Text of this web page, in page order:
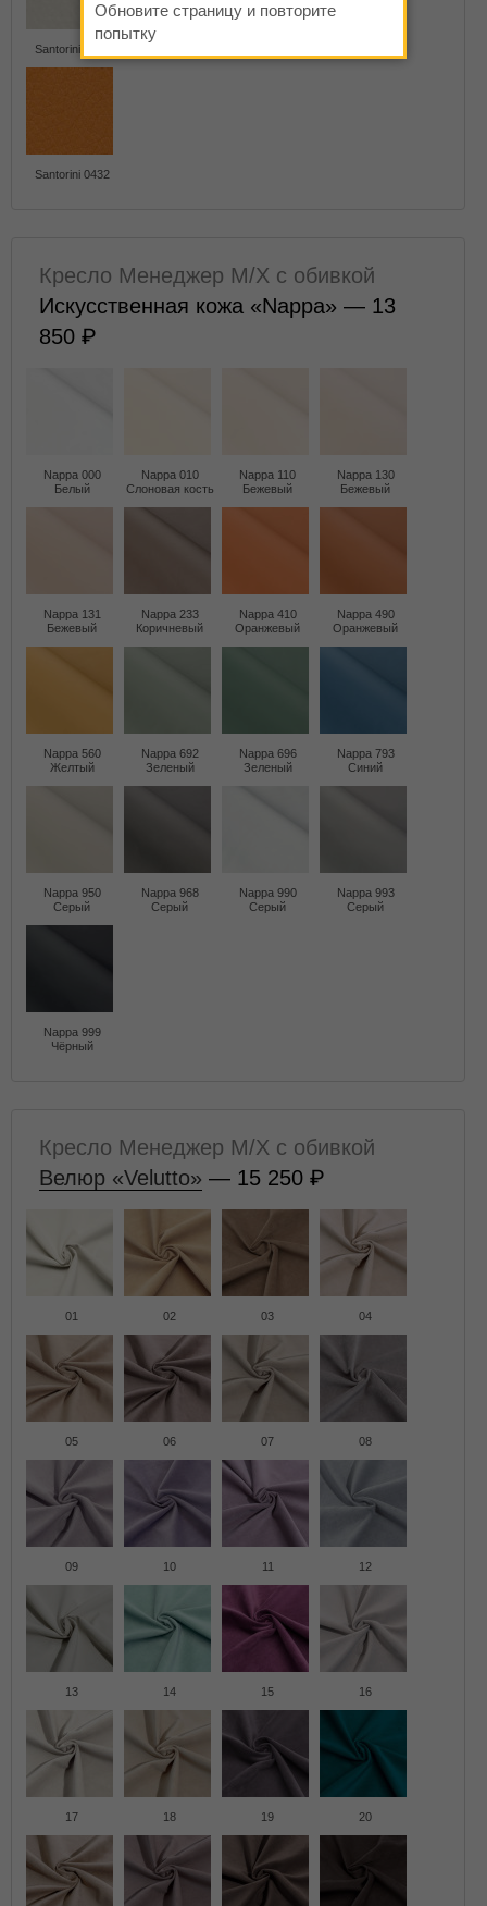
Santorini 0425
Santorini 0432
Кресло Менеджер M/X с обивкой
Искусственная кожа «Nappa» — 13
850
Nappa 000
Белый
Nappa 010
Слоновая кость
Nappa 110
Бежевый
Nappa 130
Бежевый
Nappa 131
Бежевый
Nappa 233
Коричневый
Nappa 410
Оранжевый
Nappa 490
Оранжевый
Nappa 560
Желтый
Nappa 692
Зеленый
Nappa 696
Зеленый
Nappa 793
Синий
Nappa 950
Серый
Nappa 968
Серый
Nappa 990
Серый
Nappa 993
Серый
Nappa 999
Чёрный
Кресло Менеджер M/X с обивкой
Велюр «Velutto» — 15 250
01 02 03 04
05 06 07 08
09 10 11 12
13 14 15 16
17 18 19 20
Обновите страницу и повторите
попытку